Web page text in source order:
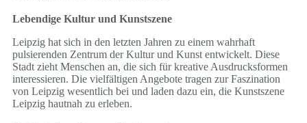
Lebendige Kultur und Kunstszene
Leipzig hat sich in den letzten Jahren zu einem wahrhaft
pulsierenden Zentrum der Kultur und Kunst entwickelt. Diese
Stadt zieht Menschen an, die sich für kreative Ausdrucksformen
interessieren. Die vielfältigen Angebote tragen zur Faszination
von Leipzig wesentlich bei und laden dazu ein, die Kunstszene
Leipzig hautnah zu erleben.